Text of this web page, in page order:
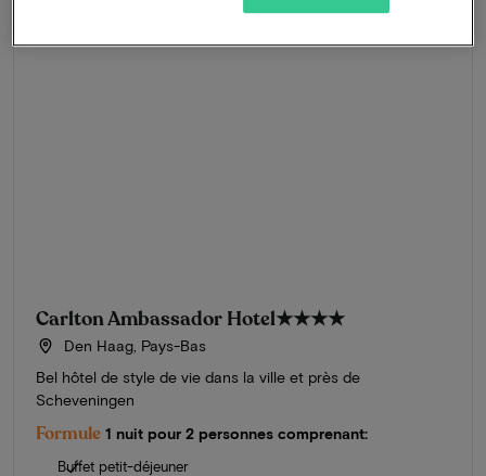
Carlton Ambassador Hotel★★★★
Den Haag, Pays-Bas
Bel hôtel de style de vie dans la ville et près de
Scheveningen
Formule 1 nuit pour 2 personnes comprenant:
Buffet petit-déjeuner